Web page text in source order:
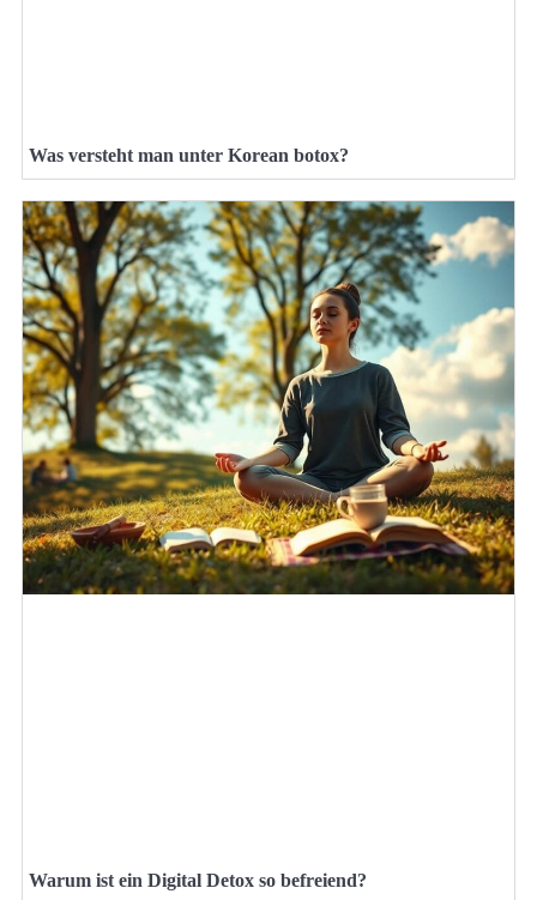
Was versteht man unter Korean botox?
Warum ist ein Digital Detox so befreiend?